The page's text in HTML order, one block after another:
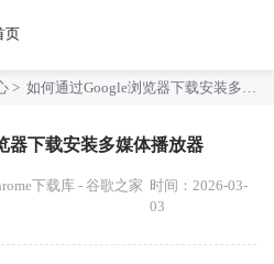
页
> 如何通过Google浏览器下载安装多媒
器下载安装多媒体播放器
下载库 - 谷歌之家 时间：2026-03-
03